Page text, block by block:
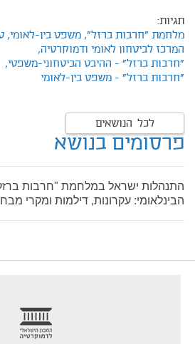
תגיות:
מלחמת "חרבות ברזל", משפט בין-לאומי,
המרכז לביטחון לאומי ודמוקרטיה,
"חרבות ברזל" - ההיבט הביטחוני-משפטי,
"חרבות ברזל" - משפט בין-לאומי
לכל הנושאים
פרסומים בנושא
התנהלות ישראל במלחמת "חרבות
הבינלאומי: עקרונות, דילמות ומקרי